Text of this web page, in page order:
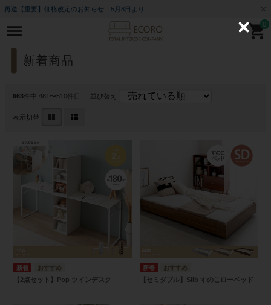
再送【重要】価格改定のお知らせ 5月8日より
0
新着商品
663件中 481〜510件目 並び替え
表示切替
【2点セット】Pop ツインデスク 【セミダブル】Slib すのこローベッド
C